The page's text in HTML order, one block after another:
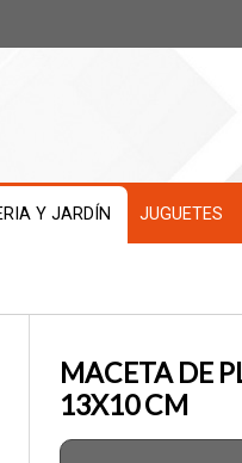
Y JARDÍN JUGUETES
MACETA DE
13X10 CM